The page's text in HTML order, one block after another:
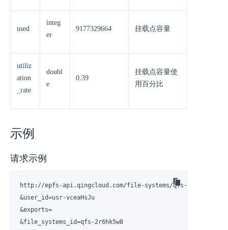
used
integ
er
9177329664 挂载点容量
utiliz
ation
_rate
doubl
e
0.39
挂载点容量使
用百分比
示例
请求示例
http://epfs-api.qingcloud.com/file-systems/qfs-2r6hk5w8
&user_id=usr-vceaHsJu
&exports=
&file_systems_id=qfs-2r6hk5w8